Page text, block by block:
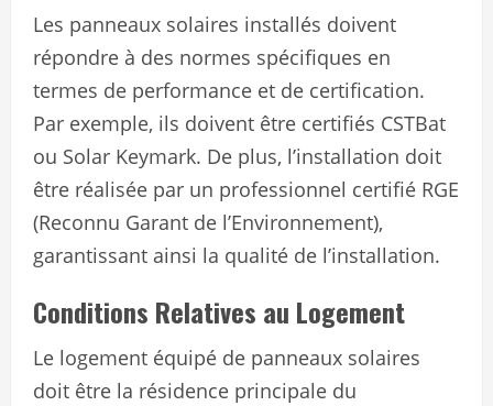
Les panneaux solaires installés doivent
répondre à des normes spécifiques en
termes de performance et de certification.
Par exemple, ils doivent être certifiés CSTBat
ou Solar Keymark. De plus, l’installation doit
être réalisée par un professionnel certifié RGE
(Reconnu Garant de l’Environnement),
garantissant ainsi la qualité de l’installation.
Conditions Relatives au Logement
Le logement équipé de panneaux solaires
doit être la résidence principale du